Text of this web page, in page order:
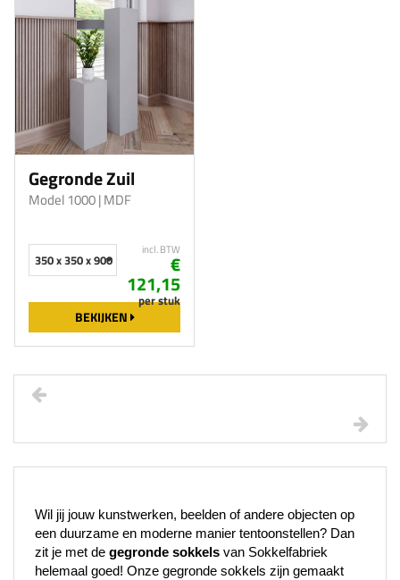
Gegronde Zuil
Model 1000| MDF
350 x 350 x 900 mm
incl. BTW
€
121,15
per stuk
BEKIJKEN
Wil jij jouw kunstwerken, beelden of andere objecten op
een duurzame en moderne manier tentoonstellen? Dan
zit je met de gegronde sokkels van Sokkelfabriek
helemaal goed! Onze gegronde sokkels zijn gemaakt